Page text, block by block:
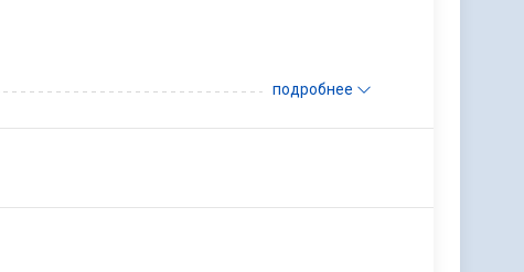
подробнее